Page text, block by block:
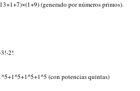
(generado por números primos).
2!
(con potencias quintas)